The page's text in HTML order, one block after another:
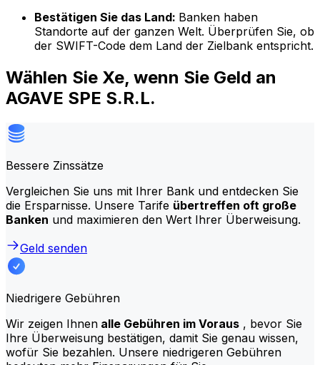
Bestätigen Sie das Land: Banken haben
Standorte auf der ganzen Welt. Überprüfen Sie, ob
der SWIFT-Code dem Land der Zielbank entspricht.
Wählen Sie Xe, wenn Sie Geld an
AGAVE SPE S.R.L.
Bessere Zinssätze
Vergleichen Sie uns mit Ihrer Bank und entdecken Sie
die Ersparnisse. Unsere Tarife übertreffen oft große
Banken und maximieren den Wert Ihrer Überweisung.
Geld senden
Niedrigere Gebühren
Wir zeigen Ihnen alle Gebühren im Voraus , bevor Sie
Ihre Überweisung bestätigen, damit Sie genau wissen,
wofür Sie bezahlen. Unsere niedrigeren Gebühren